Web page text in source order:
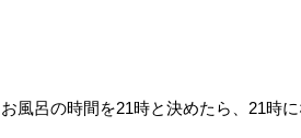
お風呂の時間を21時と決めたら、21時に